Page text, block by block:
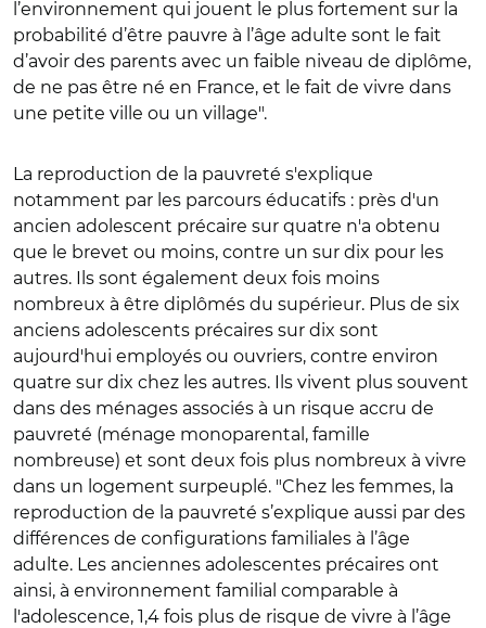
l’environnement qui jouent le plus fortement sur la
probabilité d’être pauvre à l’âge adulte sont le fait
d’avoir des parents avec un faible niveau de diplôme,
de ne pas être né en France, et le fait de vivre dans
une petite ville ou un village".
La reproduction de la pauvreté s'explique
notamment par les parcours éducatifs : près d'un
ancien adolescent précaire sur quatre n'a obtenu
que le brevet ou moins, contre un sur dix pour les
autres. Ils sont également deux fois moins
nombreux à être diplômés du supérieur. Plus de six
anciens adolescents précaires sur dix sont
aujourd'hui employés ou ouvriers, contre environ
quatre sur dix chez les autres. Ils vivent plus souvent
dans des ménages associés à un risque accru de
pauvreté (ménage monoparental, famille
nombreuse) et sont deux fois plus nombreux à vivre
dans un logement surpeuplé. "Chez les femmes, la
reproduction de la pauvreté s’explique aussi par des
différences de configurations familiales à l’âge
adulte. Les anciennes adolescentes précaires ont
ainsi, à environnement familial comparable à
l'adolescence, 1,4 fois plus de risque de vivre à l’âge